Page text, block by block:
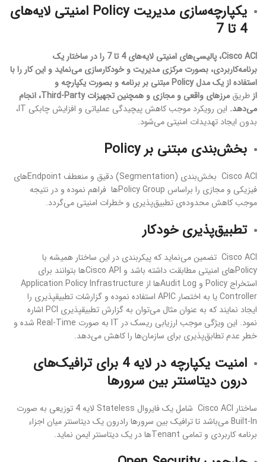
یکپارچه‌سازی مدیریت Policy امنیتی لایه‌های
4 تا 7
Cisco ACI، پالیسی‌های امنیتی لایه‌های 4 تا 7 را در ساختار یک
برنامه‌کاربردی، بصورت مرکزی مدیریت و خودکارسازی می‌نماید و این کار را با
استفاده از یک مدل Policy مبتنی بر برنامه‌ و بصورت یکپارچه و
از طریق
مرزهای واقعی و مجازی و همچنین تجهیزات Third-Party، انجام
می‌دهد.
این رویکرد موجب کاهش پیچیدگی عملیاتی و افزایش چابکی IT،
بدون ایجاد تهدیدات امنیتی می‌شود.
بخش‌بندی مبتنی بر Policy
Cisco ACI بخش‌بندی (Segmentation) دقیق و منعطف Endpointهای
فیزیکی و مجازی را براساس Policy Groupها فراهم نموده و در نتیجه
موجب کاهش محدوده‌ی تطبیق‌پذیری و خطرات امنیتی می‌گردد.
تطبیق‌پذیری خودکار
Cisco ACI تضمین می‌نماید که پیکربندی در این ساختار همیشه با
Policyهای امنیتی مطابقت داشته باشد و Cisco APIها بتوانند برای
استخراج Policy و Audit Logها از Application Policy Infrastructure
Controller یا به اختصار APIC استفاده نموده و گزارشات تطبیق‏پذیری را
ایجاد نمایند که به عنوان مثال می‌توان به گزارش تطبیق‏پذیری PCI اشاره
نمود. این ویژگی موجب ارزیابی ریسک در IT به صورت Real-Time شده و
خطر عدم تطابق‌پذیری برای سازمان‌ها را کاهش می‌دهد.
امنیت یکپارچه در لایه 4 برای ترافیک‌های
درون دیتاسنتر بین سرورها
ساختار Cisco ACI شامل یک فایروال Stateless لایه 4 توزیعی به صورت
Built-In می‌باشد تا ترافیک بین سرورها رادرون یک دیتاسنتر میان اجزاء
برنامه کاربردی و تمامی Tenantها در یک دیتاسنتر ایمن نماید.